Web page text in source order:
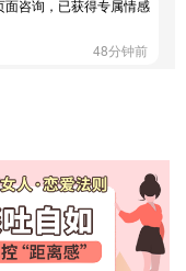
咨询，已获得专属情感
48分钟前
22分钟前
面咨询，已获得专属情感